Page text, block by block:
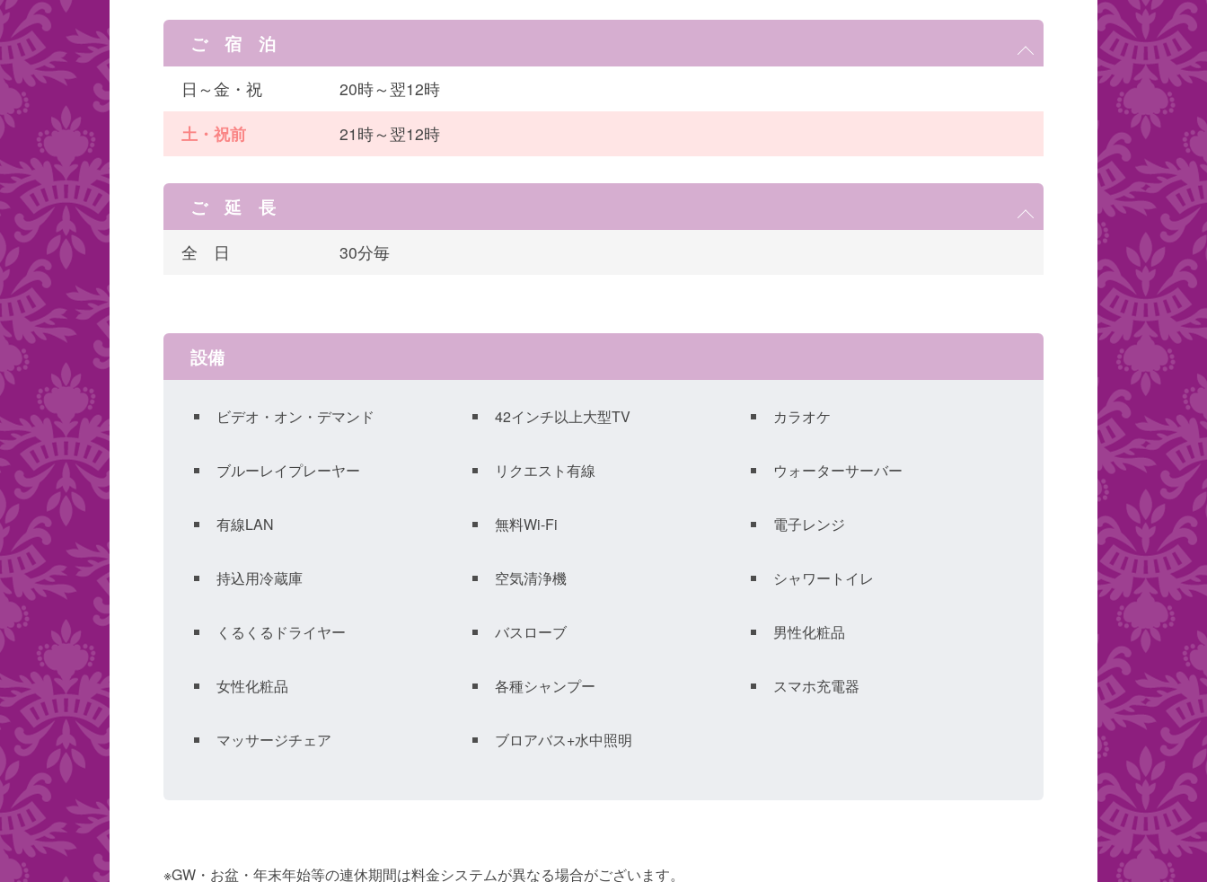
ご 宿 泊
日～金・祝
20時～翌12時
土・祝前
21時～翌12時
ご 延 長
全 日 30分毎
設備
ビデオ・オン・デマンド 42インチ以上大型TV カラオケ
ブルーレイプレーヤー リクエスト有線 ウォーターサーバー
有線LAN 無料Wi-Fi 電子レンジ
持込用冷蔵庫 空気清浄機 シャワートイレ
くるくるドライヤー バスローブ 男性化粧品
女性化粧品 各種シャンプー スマホ充電器
マッサージチェア ブロアバス+水中照明
※GW・お盆・年末年始等の連休期間は料金システムが異なる場合がございます。